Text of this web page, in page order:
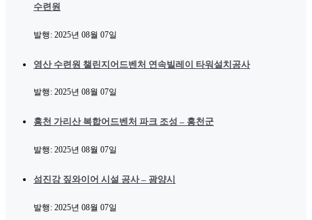
수련원
발행: 2025년 08월 07일
영산 수련원 챌린지어드벤처 연속빌레이 타워설치공사
발행: 2025년 08월 07일
홍천 가리산 복합어드벤처 파크 조성 – 홍천군
발행: 2025년 08월 07일
섬진강 짚와이어 시설 공사 – 광양시
발행: 2025년 08월 07일